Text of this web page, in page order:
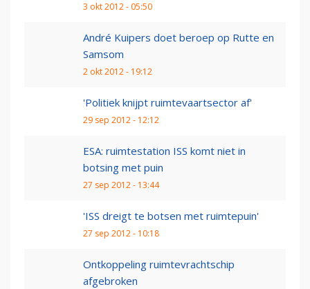
3 okt 2012 - 05:50
André Kuipers doet beroep op Rutte en
Samsom
2 okt 2012 - 19:12
'Politiek knijpt ruimtevaartsector af'
29 sep 2012 - 12:12
ESA: ruimtestation ISS komt niet in
botsing met puin
27 sep 2012 - 13:44
'ISS dreigt te botsen met ruimtepuin'
27 sep 2012 - 10:18
Ontkoppeling ruimtevrachtschip
afgebroken